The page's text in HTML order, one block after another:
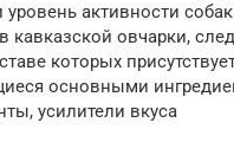
уровень активности
кавказской овчарки,
которых
основными
усилители вкуса